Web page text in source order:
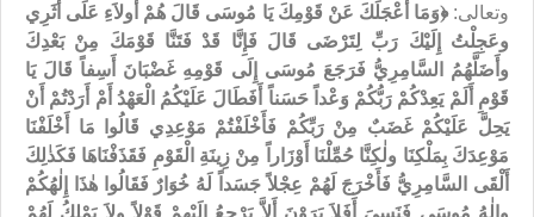
وتعالى:﴿وَمَا أَعْجَلَكَ عَنْ قَوْمِكَ يَا مُوسَى قَالَ هُمْ أُولاَءِ عَلَى أَثَرِي
وعَجِلْتُ إِلَيْكَ رَبِّ لِتَرْضَى قَالَ فَإِنَّا قَدْ فَتَنَّا قَوْمَكَ مِنْ بَعْدِكَ
وأَضَلَّهُمُ السَّامِرِيُّ فَرَجَعَ مُوسَى إِلَى قَوْمِهِ غَضْبَانَ أَسِفاً قَالَ يَا
قَوْمِ أَلَمْ يَعِدْكُمْ رَبُّكُمْ وَعْداً حَسَناً أَفَطَالَ عَلَيْكُمُ الْعَهْدُ أَمْ أَرَدْتُمْ أَنْ
يَحِلَّ عَلَيْكُمْ غَضَبٌ مِنْ رَبِّكُمْ فَأَخْلَفْتُمْ مَوْعِدِي قَالُوا مَا أَخْلَفْنَا
مَوْعِدَكَ بِمَلْكِنَا ولٰكِنَّا حُمِّلْنَا أَوْزَاراً مِنْ زِينَةِ الْقَوْمِ فَقَذَفْنَاهَا فَكَذٰلِكَ
أَلْقَى السَّامِرِيُّ فَأَخْرَجَ لَهُمْ عِجْلاً جَسَداً لَهُ خُوَارٌ فَقَالُوا هٰذَا إِلٰهُكُمْ
وإِلٰهُ مُوسَى فَنَسِيَ أَفَلاَ يَرَوْنَ أَلاَّ يَرْجِعُ إِلَيْهِمْ قَوْلاً ولاَ يَمْلِكُ لَهُمْ